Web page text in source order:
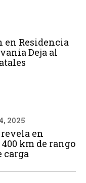
en Residencia
Deja al
2025
en
km de rango
carga